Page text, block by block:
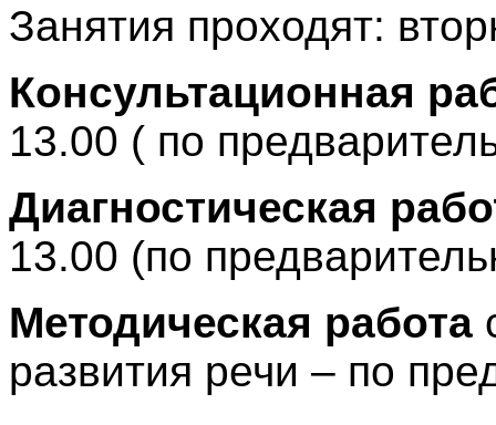
Занятия проходят:
Консультационная
13.00 ( по
Диагностическая
13.00 (по
Методическая работа
развития речи – по